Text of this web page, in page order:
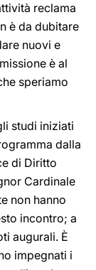
reclama
è da dubitare
nuovi e
è al
speriamo
studi iniziati
dalla
di Diritto
Cardinale
non hanno
incontro; a
augurali. È
impegnati i